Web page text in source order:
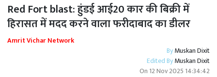
Red Fort blast: हुंडई आई20 कार की बिक्री में
हिरासत में मदद करने वाला फरीदाबाद का डीलर
Amrit Vichar Network
ByMuskan Dixit
Edited ByMuskan Dixit
On 12 Nov 2025 14:34:42